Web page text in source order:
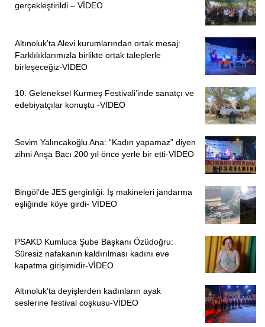
gerçekleştirildi – VİDEO
Altınoluk’ta Alevi kurumlarından ortak mesaj:
Farklılıklarımızla birlikte ortak taleplerle
birleşeceğiz-VİDEO
10. Geleneksel Kurmeş Festivali’inde sanatçı ve
edebiyatçılar konuştu -VİDEO
Sevim Yalıncakoğlu Ana: “Kadın yapamaz” diyen
zihni Anşa Bacı 200 yıl önce yerle bir etti-VİDEO
Bingöl’de JES gerginliği: İş makineleri jandarma
eşliğinde köye girdi- VİDEO
PSAKD Kumluca Şube Başkanı Özüdoğru:
Süresiz nafakanın kaldırılması kadını eve
kapatma girişimidir-VİDEO
Altınoluk’ta deyişlerden kadınların ayak
seslerine festival coşkusu-VİDEO